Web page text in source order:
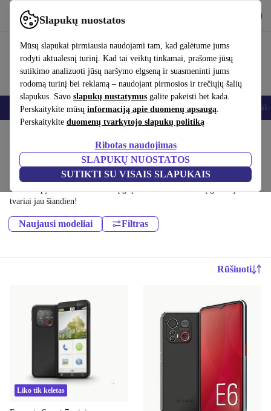
Slapukų nuostatos
Mūsų slapukai pirmiausia naudojami tam, kad galėtume jums
rodyti aktualesnį turinį. Kad tai veiktų tinkamai, prašome jūsų
sutikimo analizuoti jūsų naršymo elgseną ir suasmeninti jums
rodomą turinį bei reklamą – naudojant pirmosios ir trečiųjų šalių
slapukus. Savo slapukų nustatymus galite pakeisti bet kada.
Perskaitykite mūsų informaciją apie duomenų apsaugą.
Perskaitykite duomenų tvarkytojo slapukų politiką
Ribotas naudojimas
SLAPUKŲ NUOSTATOS
SUTIKTI SU VISAIS SLAPUKAIS
Naudok refurbed greitai ir paprastai
Išmanieji telefonai Nešiojamieji kompiuteriai Planšetės Išmanieji
Emporia mobilieji telefonai:
Sertifikuoti profesionaliai atnaujinti Emporia mobilieji telefonai iki 300
€ – sutaupyk iki 40 %. 30 dienų grąžinimai ir 12 mėnesių garantija. Pirk
tvariai jau šiandien!
Naujausi modeliai Filtras
Rūšiuoti
Liko tik keletas